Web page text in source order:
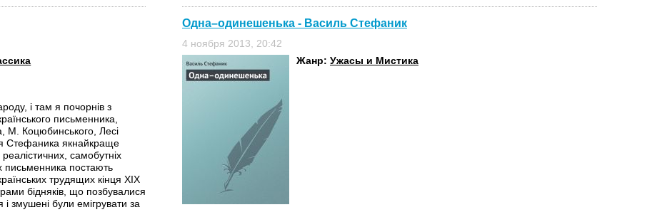
і там я почорнів з
письменника,
М. Коцюбинського, Лесі
Стефаника якнайкраще
самобутніх
письменника постають
трудящих кінця ХІХ
бідняків, що позбувалися
і змушені були емігрувати за
Одна–одинешенька - Василь Стефаник
4 ноября 2013, 20:42
Жанр: Ужасы и Мистика